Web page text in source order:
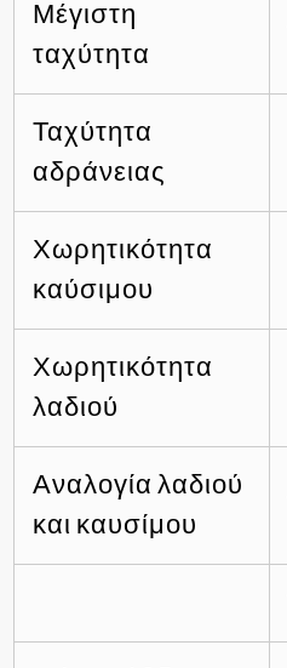
Μέγιστη
ταχύτητα
Ταχύτητα
αδράνειας
Χωρητικότητα
καύσιμου
Χωρητικότητα
λαδιού
Αναλογία λαδιού
και καυσίμου